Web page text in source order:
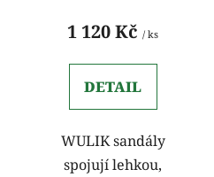
1 120 Kč / ks
DETAIL
WULIK sandály
spojují lehkou,